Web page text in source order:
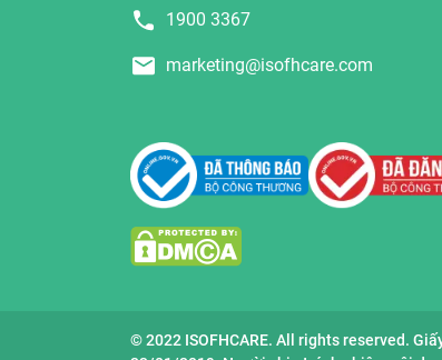
1900 3367
marketing@isofhcare.com
© 2022 ISOFHCARE. All rights reserved.